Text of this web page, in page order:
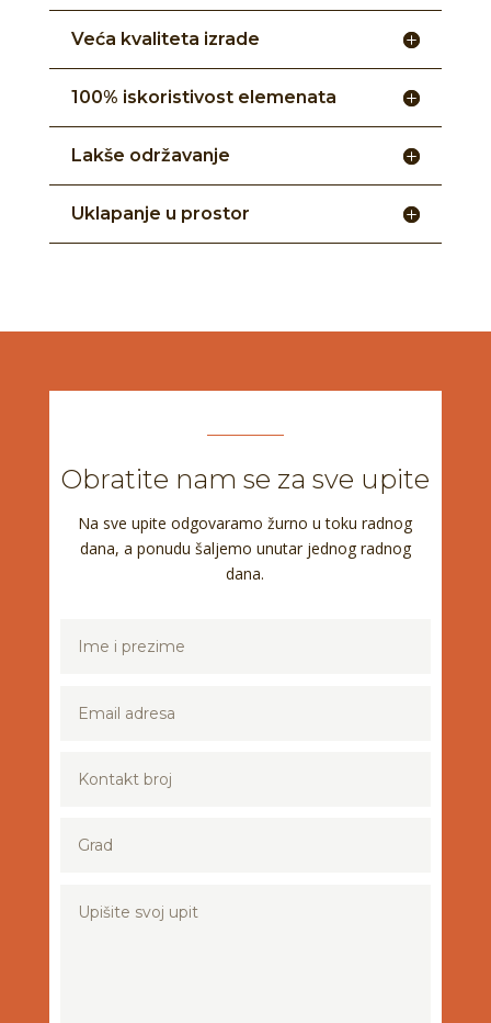
Veća kvaliteta izrade
100% iskoristivost elemenata
Lakše održavanje
Uklapanje u prostor
Obratite nam se za sve upite
Na sve upite odgovaramo žurno u toku radnog
dana, a ponudu šaljemo unutar jednog radnog
dana.